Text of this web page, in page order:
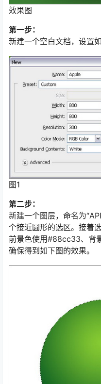
效果图
第一步：
新建一个空白文档，设置如
图1
第二步：
新建一个图层，命名为
个接近圆形的选区。接着
前景色使用#88cc33、背
确保得到如下图的效果。